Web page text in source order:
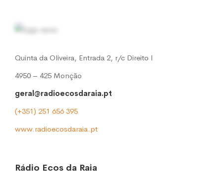
Quinta da Oliveira, Entrada 2, r/c Direito l
4950 – 425 Monção
geral@radioecosdaraia.pt
(+351) 251 656 395
www.radioecosdaraia.pt
Rádio Ecos da Raia